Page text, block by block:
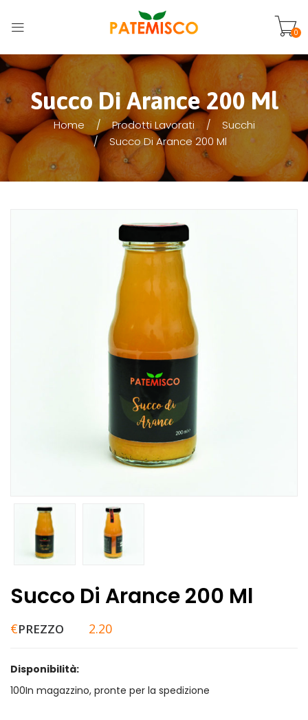
0
Succo Di Arance 200 Ml
Home Prodotti Lavorati
Succhi
Succo Di Arance 200 Ml
Succo Di Arance 200 Ml
€PREZZO 2.20
Disponibilità:
100In magazzino, pronte per la spedizione